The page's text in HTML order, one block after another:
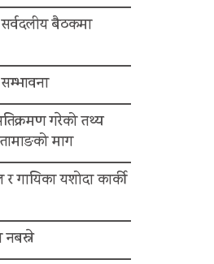
बैठकमा
गरेको तथ्य
माग
गायिका यशोदा कार्की